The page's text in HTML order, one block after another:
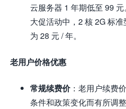
云服务器 1 年期低至 99
大促活动中，2 核 2G 标
为 28 元 / 年。
老用户价格优惠
常规续费价：老用户续费
条件和政策变化而有所调